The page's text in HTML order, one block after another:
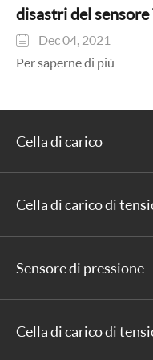
disastri del

Dec 04, 2021
Per saperne di più
Cella di carico
Cella di carico di
Sensore di pressione
Cella di carico di